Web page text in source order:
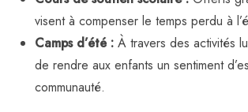
visent à compenser le temps perdu à
Camps d’été : À travers des activités
de rendre aux enfants un sentiment
communauté.